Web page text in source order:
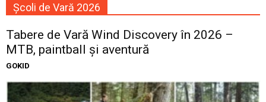
Școli de Vară 2026
Tabere de Vară Wind Discovery în 2026 –
MTB, paintball și aventură
GOKID